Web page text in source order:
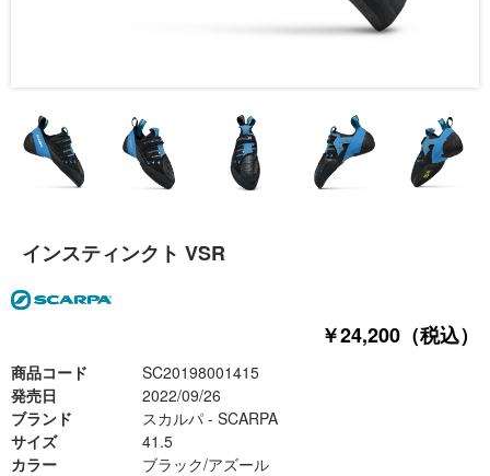
インスティンクト VSR
￥24,200（税込）
商品コード
SC20198001415
発売日
2022/09/26
ブランド
スカルパ - SCARPA
サイズ
41.5
カラー
ブラック/アズール